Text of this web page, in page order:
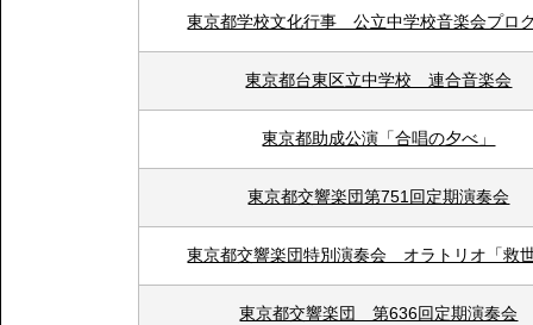
東京都学校文化行事 公立中学校音楽会プロ
東京都台東区立中学校 連合音楽会
東京都助成公演「合唱の夕べ」
東京都交響楽団第751回定期演奏会
東京都交響楽団特別演奏会 オラトリオ「救
東京都交響楽団 第636回定期演奏会